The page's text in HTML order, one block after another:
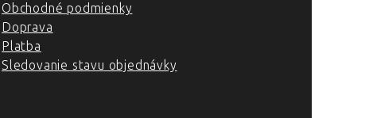
Obchodné podmienky
Doprava
Platba
Sledovanie stavu objednávky